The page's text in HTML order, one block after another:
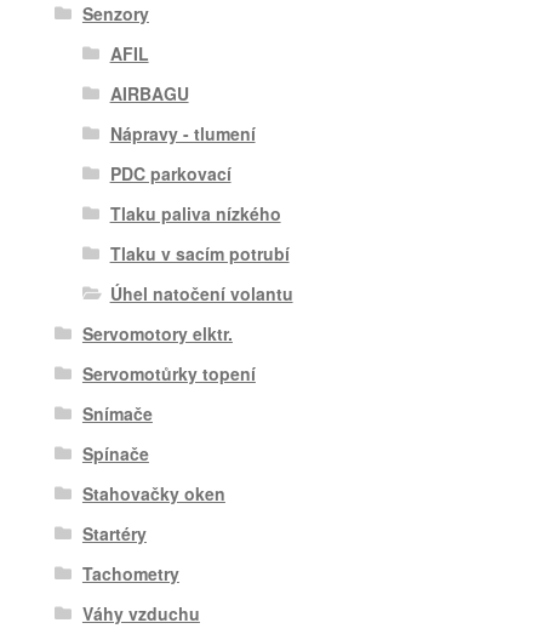
Senzory
AFIL
AIRBAGU
Nápravy - tlumení
PDC parkovací
Tlaku paliva nízkého
Tlaku v sacím potrubí
Úhel natočení volantu
Servomotory elktr.
Servomotůrky topení
Snímače
Spínače
Stahovačky oken
Startéry
Tachometry
Váhy vzduchu